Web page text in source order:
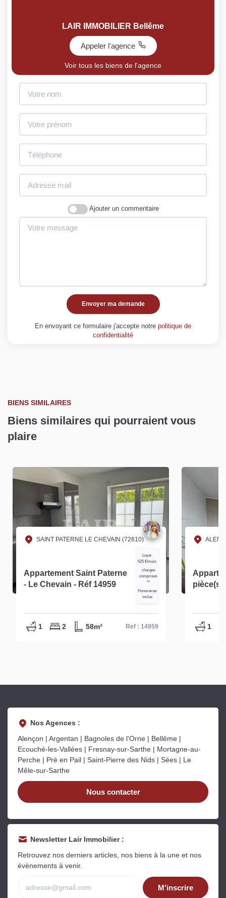
LAIR IMMOBILIER Bellême
Appeler l'agence
Voir tous les biens de l'agence
Ajouter un commentaire
Envoyer ma demande
En envoyant ce formulaire j'accepte notre politique de
confidentialité
BIENS SIMILAIRES
Biens similaires qui pourraient vous
plaire
SAINT PATERNE LE CHEVAIN (72610)
Appartement Saint Paterne
- Le Chevain - Réf 14959
Loyer
625 €/mois
charges
comprises
**
Honoraires
inclus
1 2 58m² Ref : 14959
pièce(s)
1
Nos Agences :
Alençon | Argentan | Bagnoles de l'Orne | Bellême |
Ecouché-les-Vallées | Fresnay-sur-Sarthe | Mortagne-au-
Perche | Pré en Pail | Saint-Pierre des Nids | Sées | Le
Mêle-sur-Sarthe
Nous contacter
Newsletter Lair Immobilier :
Retrouvez nos derniers articles, nos biens à la une et nos
évènements à venir.
M'inscrire